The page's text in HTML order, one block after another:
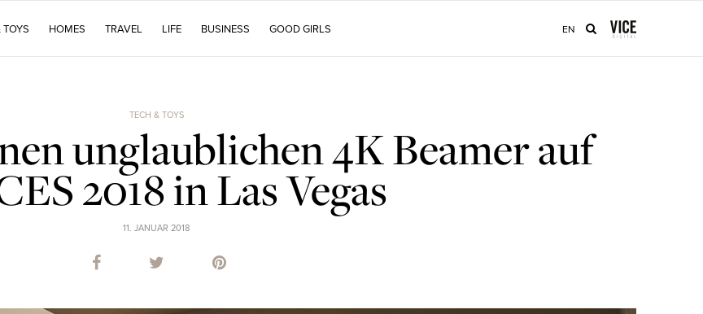
TOYS HOMES TRAVEL LIFE BUSINESS GOOD GIRLS EN
TECH & TOYS
unglaublichen 4K Beamer auf
2018 in Las Vegas
11. JANUAR 2018